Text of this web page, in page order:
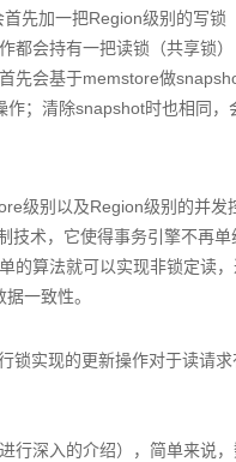
先加一把Region级别的写锁
都会持有一把读锁（共享锁）
会基于memstore做
；清除snapshot时也相同，
级别以及Region级别的并发
技术，它使得事务引擎不再
的算法就可以实现非锁定读
一致性。
锁实现的更新操作对于读请
行深入的介绍），简单来说